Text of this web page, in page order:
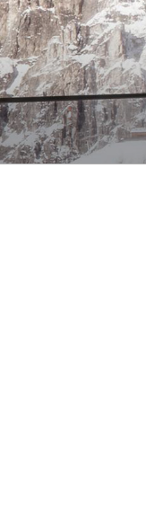
Skip
to
content